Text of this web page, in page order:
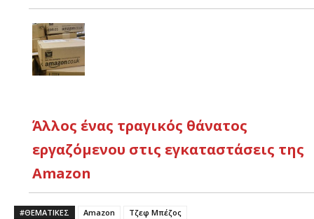
Άλλος ένας τραγικός θάνατος
εργαζόμενου στις εγκαταστάσεις της
Amazon
#ΘΕΜΑΤΙΚΈΣ Amazon Τζεφ Μπέζος